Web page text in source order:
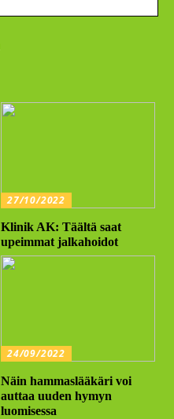
27/10/2022
Klinik AK: Täältä saat
upeimmat jalkahoidot
24/09/2022
Näin hammaslääkäri voi
auttaa uuden hymyn
luomisessa